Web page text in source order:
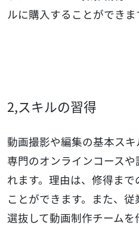
ルに購入することができま
2,スキルの習得
動画撮影や編集の基本スキ
専門のオンラインコース
れます。理由は、修得ま
ことができます。また、
選抜して動画制作チーム